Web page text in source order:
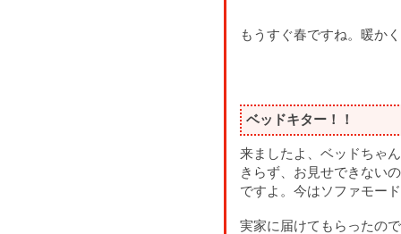
もうすぐ春ですね。暖か
ベッドキター！！
来ましたよ、ベッドちゃ
きらず、お見せできない
ですよ。今はソファモー
実家に届けてもらったの